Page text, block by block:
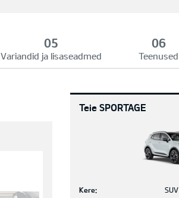
Variandid ja lisaseadmed Teenused
Teie SPORTAGE
Kere:
SUV